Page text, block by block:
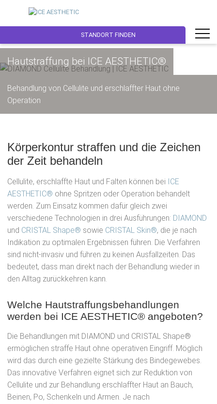
STANDORT FINDEN
Hautstraffung bei ICE AESTHETIC®
Behandlung von Cellulite und erschlaffter Haut ohne
Operation
Körperkontur straffen und die Zeichen
der Zeit behandeln
Cellulite, erschlaffte Haut und Falten können bei ICE
AESTHETIC® ohne Spritzen oder Operation behandelt
werden. Zum Einsatz kommen dafür gleich zwei
verschiedene Technologien in drei Ausführungen: DIAMOND
und CRISTAL Shape® sowie CRISTAL Skin®, die je nach
Indikation zu optimalen Ergebnissen führen. Die Verfahren
sind nicht-invasiv und führen zu keinen Ausfallzeiten. Das
bedeutet, dass man direkt nach der Behandlung wieder in
den Alltag zurückkehren kann.
Welche Hautstraffungsbehandlungen
werden bei ICE AESTHETIC® angeboten?
Die Behandlungen mit DIAMOND und CRISTAL Shape®
ermöglichen straffe Haut ohne operativen Eingriff. Möglich
wird das durch eine gezielte Stärkung des Bindegewebes.
Das innovative Verfahren eignet sich zur Reduktion von
Cellulite und zur Behandlung erschlaffter Haut an Bauch,
Beinen, Po, Schenkeln und Armen. Je nach